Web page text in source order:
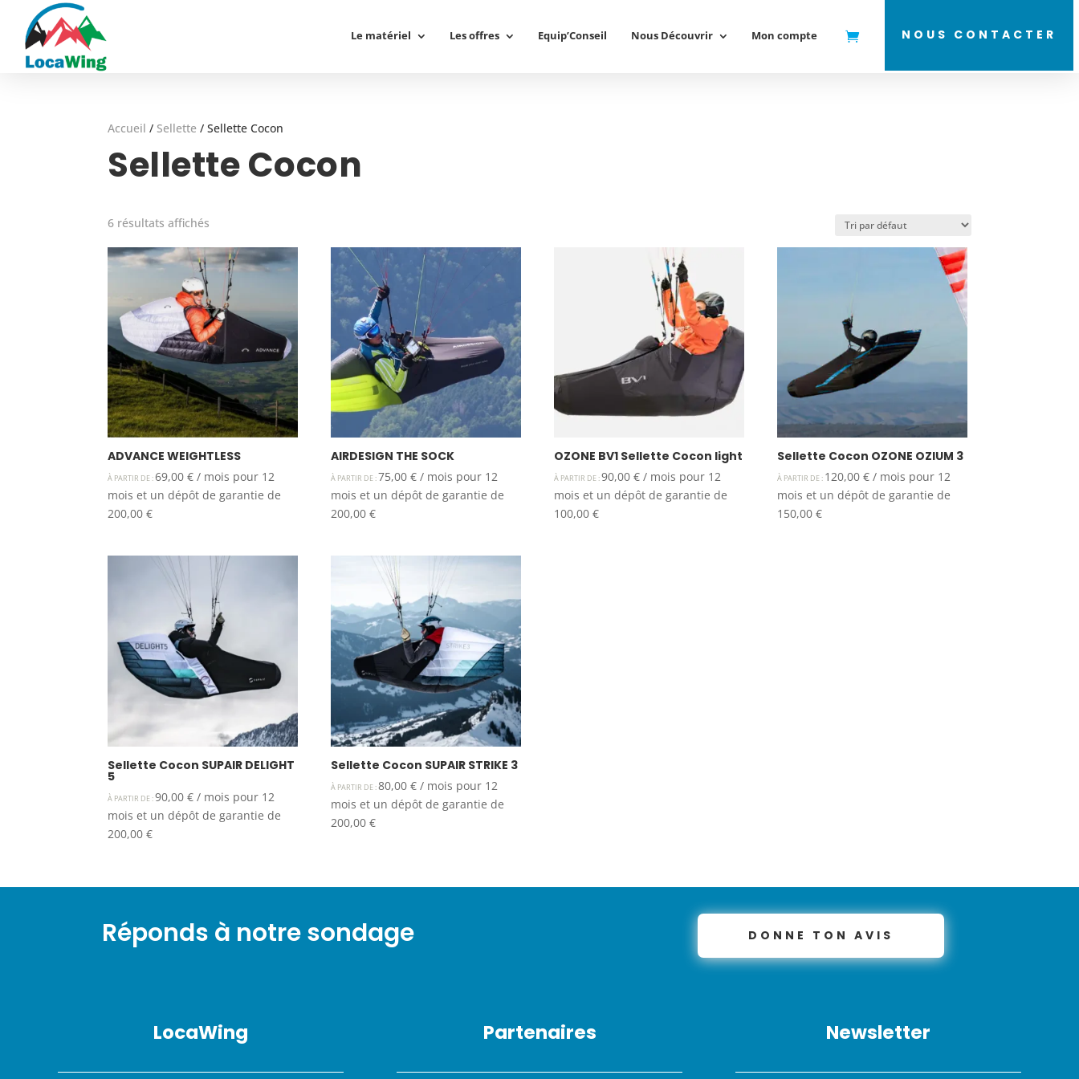
NOUS CONTACTER
Le matériel Les offres Equip’Conseil Nous Découvrir Mon compte
Accueil /Sellette /Sellette Cocon
Sellette Cocon
6 résultats affichés
ADVANCE WEIGHTLESS
À PARTIR DE :69,00€ / mois pour 12
mois et un dépôt de garantie de
200,00€
AIRDESIGN THE SOCK
À PARTIR DE :75,00€ / mois pour 12
mois et un dépôt de garantie de
200,00€
OZONE BV1 Sellette Cocon light
À PARTIR DE :90,00€ / mois pour 12
mois et un dépôt de garantie de
100,00€
Sellette Cocon OZONE OZIUM 3
À PARTIR DE : 120,00€ / mois pour 12
mois et un dépôt de garantie de
150,00€
Sellette Cocon SUPAIR DELIGHT
5
À PARTIR DE :90,00€ / mois pour 12
mois et un dépôt de garantie de
200,00€
Sellette Cocon SUPAIR STRIKE 3
À PARTIR DE :80,00€ / mois pour 12
mois et un dépôt de garantie de
200,00€
Réponds à notre sondage DONNE TON AVIS
LocaWing Partenaires Newsletter